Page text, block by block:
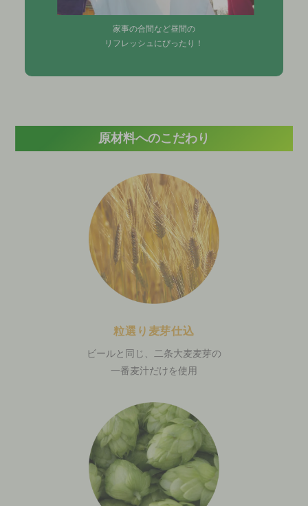
家事の合間など昼間の
リフレッシュにぴったり！
原材料へのこだわり
粒選り麦芽仕込
ビールと同じ、二条大麦麦芽の
一番麦汁だけを使用